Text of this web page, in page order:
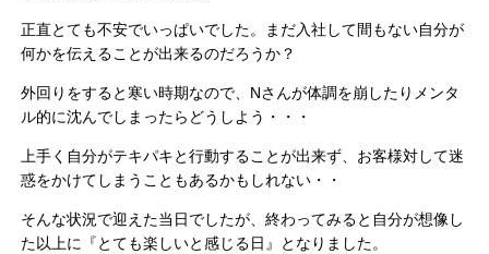
正直とても不安でいっぱいでした。まだ入社して間もない自分が
何かを伝えることが出来るのだろうか？
外回りをすると寒い時期なので、Nさんが体調を崩したりメンタ
ル的に沈んでしまったらどうしよう・・・
上手く自分がテキパキと行動することが出来ず、お客様対して迷
惑をかけてしまうこともあるかもしれない・・
そんな状況で迎えた当日でしたが、終わってみると自分が想像し
た以上に『とても楽しいと感じる日』となりました。